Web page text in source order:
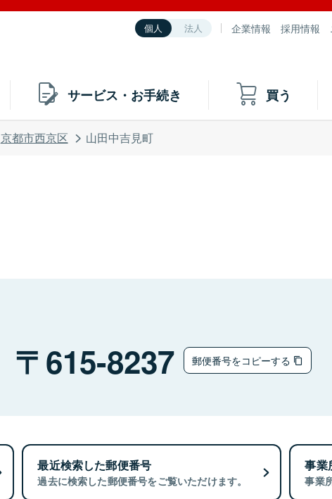
個人 法人 企業情報 採用情報
サービス・お手続き 買う
京都市西京区 山田中吉見町
615-8237 郵便番号をコピーする
最近検索した郵便番号
過去に検索した郵便番号をご覧いただけます。
事業
事業